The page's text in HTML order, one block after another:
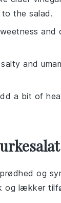
the salad.
and
and
a bit of
og
og lækker